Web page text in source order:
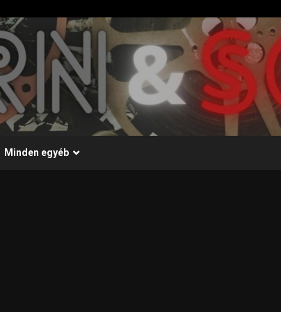
Minden egyéb